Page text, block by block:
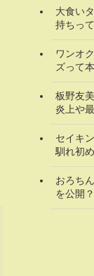
大食い
持ちっ
ワンオ
ズって
板野友
炎上や
セイキ
馴れ初
おろち
を公開